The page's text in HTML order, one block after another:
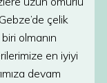
çelik
olmanın
en iyiyi
devam